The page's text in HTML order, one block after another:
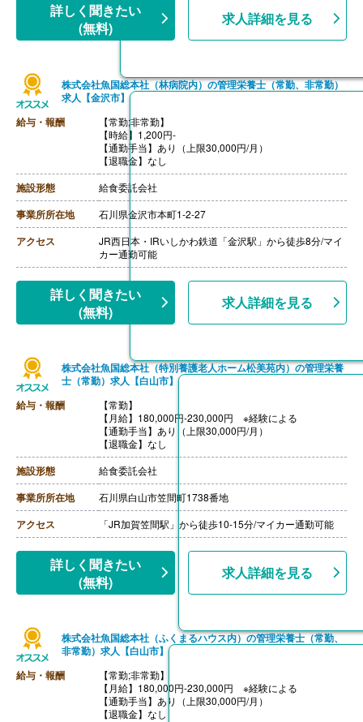
詳しく聞きたい
(無料)
求人詳細を見る
株式会社魚国総本社（林病院内）の管理栄養士（常勤、非常勤）
求人【金沢市】
給与・報酬
【常勤;非常勤】
【時給】1,200円-
【通勤手当】あり（上限30,000円/月）
【退職金】なし
施設形態 給食委託会社
事業所所在地 石川県金沢市本町1-2-27
アクセス
JR西日本・IRいしかわ鉄道「金沢駅」から徒歩8分/マイ
カー通勤可能
詳しく聞きたい
(無料)
求人詳細を見る
株式会社魚国総本社（特別養護老人ホーム松美苑内）の管理栄養
士（常勤）求人【白山市】
給与・報酬
【常勤】
【月給】180,000円-230,000円 ※経験による
【通勤手当】あり（上限30,000円/月）
【退職金】なし
施設形態 給食委託会社
事業所所在地 石川県白山市笠間町1738番地
アクセス 「JR加賀笠間駅」から徒歩10-15分/マイカー通勤可能
詳しく聞きたい
(無料)
求人詳細を見る
株式会社魚国総本社（ふくまるハウス内）の管理栄養士（常勤、
非常勤）求人【白山市】
給与・報酬
【常勤;非常勤】
【月給】180,000円-230,000円 ※経験による
【通勤手当】あり（上限30,000円/月）
【退職金】なし